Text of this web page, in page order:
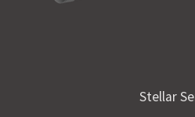
Stellar